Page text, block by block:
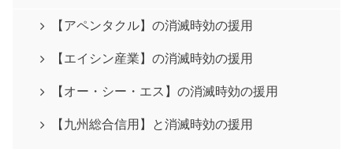
【アペンタクル】の消滅時効の援用
【エイシン産業】の消滅時効の援用
【オー・シー・エス】の消滅時効の援用
【九州総合信用】と消滅時効の援用